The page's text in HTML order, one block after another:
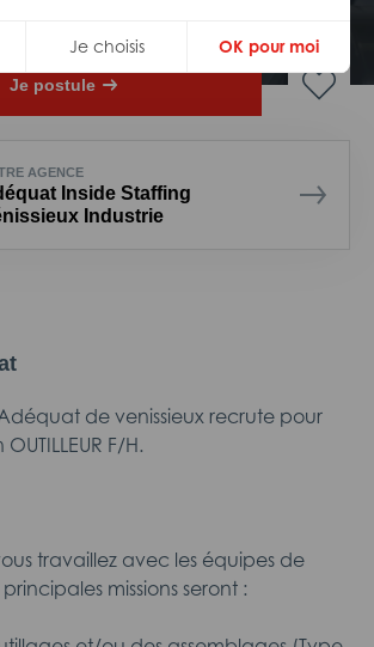
Je choisis OK pour moi
Je postule
AGENCE
Inside Staffing
Industrie
de venissieux recrute pour
F/H.
travaillez avec les équipes de
missions seront :